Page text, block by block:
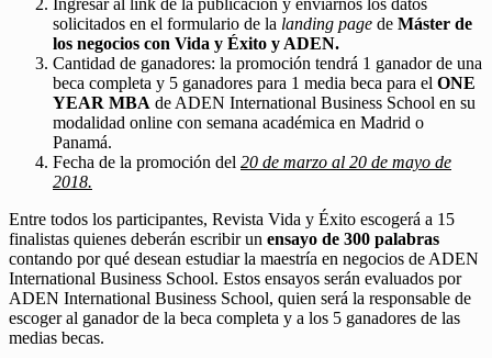
Ingresar al link de la publicación y enviarnos los datos
solicitados en el formulario de la landing page de Máster de
los negocios con Vida y Éxito y ADEN.
Cantidad de ganadores: la promoción tendrá 1 ganador de una
beca completa y 5 ganadores para 1 media beca para el ONE
YEAR MBA de ADEN International Business School en su
modalidad online con semana académica en Madrid o
Panamá.
Fecha de la promoción del 20 de marzo al 20 de mayo de
2018.
Entre todos los participantes, Revista Vida y Éxito escogerá a 15
finalistas quienes deberán escribir un ensayo de 300 palabras
contando por qué desean estudiar la maestría en negocios de ADEN
International Business School. Estos ensayos serán evaluados por
ADEN International Business School, quien será la responsable de
escoger al ganador de la beca completa y a los 5 ganadores de las
medias becas.